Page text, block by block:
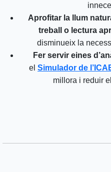
Aprofitar la llum
treball o lectura
disminueix la
Fer servir eines
el Simulador de
millora i reduir